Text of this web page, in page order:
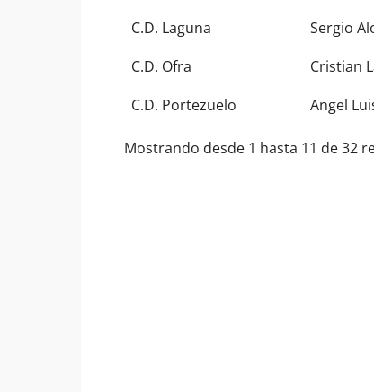
C.D. Laguna
Sergio
C.D. Ofra
Cristian
C.D. Portezuelo
Angel
Mostrando desde 1 hasta 11 de 32